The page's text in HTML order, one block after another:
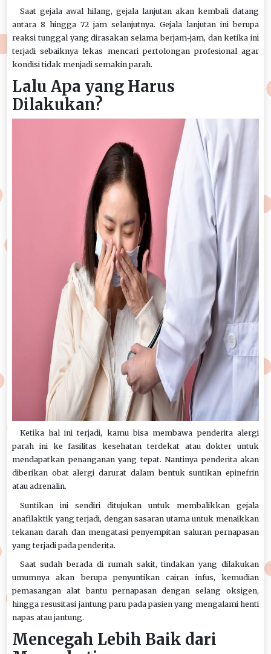
Saat gejala awal hilang, gejala lanjutan akan kembali datang
antara 8 hingga 72 jam selanjutnya. Gejala lanjutan ini berupa
reaksi tunggal yang dirasakan selama berjam-jam, dan ketika ini
terjadi sebaiknya lekas mencari pertolongan profesional agar
kondisi tidak menjadi semakin parah.
Lalu Apa yang Harus
Dilakukan?
Ketika hal ini terjadi, kamu bisa membawa penderita alergi
parah ini ke fasilitas kesehatan terdekat atau dokter untuk
mendapatkan penanganan yang tepat. Nantinya penderita akan
diberikan obat alergi darurat dalam bentuk suntikan epinefrin
atau adrenalin.
Suntikan ini sendiri ditujukan untuk membalikkan gejala
anafilaktik yang terjadi, dengan sasaran utama untuk menaikkan
tekanan darah dan mengatasi penyempitan saluran pernapasan
yang terjadi pada penderita.
Saat sudah berada di rumah sakit, tindakan yang dilakukan
umumnya akan berupa penyuntikan cairan infus, kemudian
pemasangan alat bantu pernapasan dengan selang oksigen,
hingga resusitasi jantung paru pada pasien yang mengalami henti
napas atau jantung.
Mencegah Lebih Baik dari